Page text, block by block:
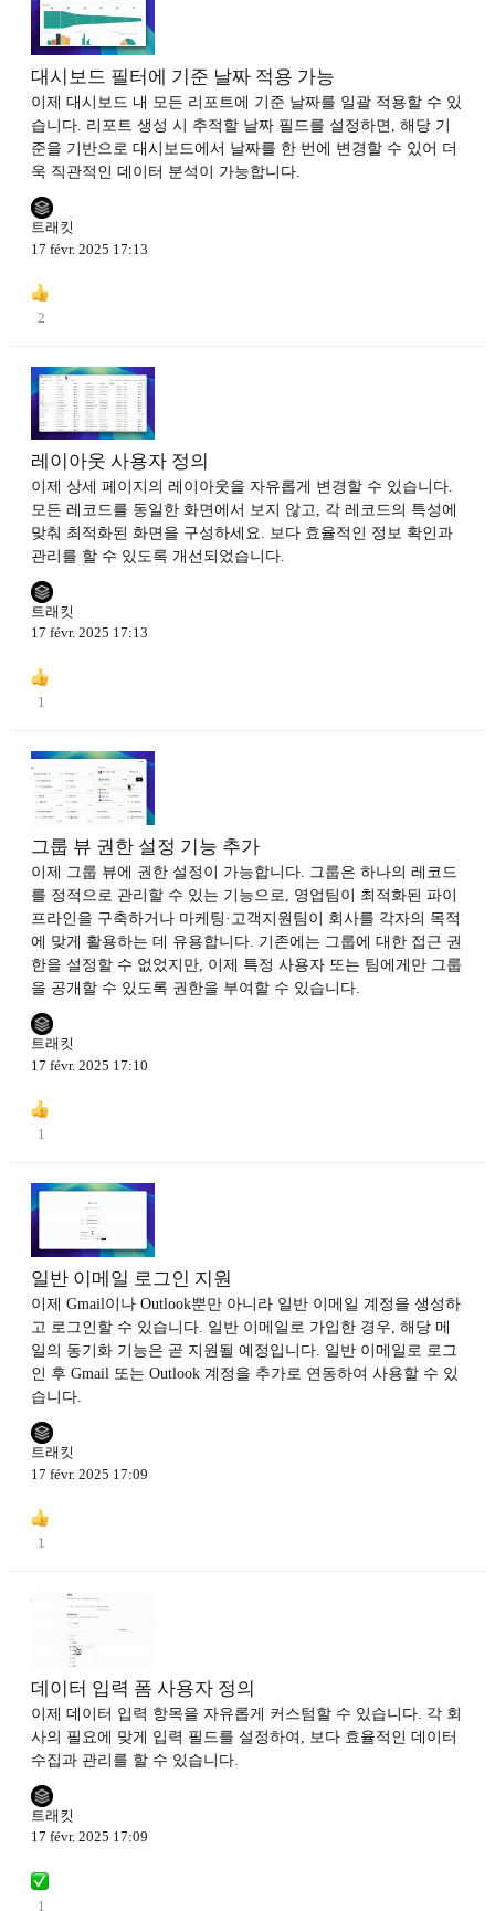
대시보드 필터에 기준 날짜 적용 가능
이제 대시보드 내 모든 리포트에 기준 날짜를 일괄 적용할 수 있
습니다. 리포트 생성 시 추적할 날짜 필드를 설정하면, 해당 기
준을 기반으로 대시보드에서 날짜를 한 번에 변경할 수 있어 더
욱 직관적인 데이터 분석이 가능합니다.
트래킷
17 févr. 2025 17:13
2
레이아웃 사용자 정의
이제 상세 페이지의 레이아웃을 자유롭게 변경할 수 있습니다.
모든 레코드를 동일한 화면에서 보지 않고, 각 레코드의 특성에
맞춰 최적화된 화면을 구성하세요. 보다 효율적인 정보 확인과
관리를 할 수 있도록 개선되었습니다.
트래킷
17 févr. 2025 17:13
1
그룹 뷰 권한 설정 기능 추가
이제 그룹 뷰에 권한 설정이 가능합니다. 그룹은 하나의 레코드
를 정적으로 관리할 수 있는 기능으로, 영업팀이 최적화된 파이
프라인을 구축하거나 마케팅·고객지원팀이 회사를 각자의 목적
에 맞게 활용하는 데 유용합니다. 기존에는 그룹에 대한 접근 권
한을 설정할 수 없었지만, 이제 특정 사용자 또는 팀에게만 그룹
을 공개할 수 있도록 권한을 부여할 수 있습니다.
트래킷
17 févr. 2025 17:10
1
일반 이메일 로그인 지원
이제 Gmail이나 Outlook뿐만 아니라 일반 이메일 계정을 생성하
고 로그인할 수 있습니다. 일반 이메일로 가입한 경우, 해당 메
일의 동기화 기능은 곧 지원될 예정입니다. 일반 이메일로 로그
인 후 Gmail 또는 Outlook 계정을 추가로 연동하여 사용할 수 있
습니다.
트래킷
17 févr. 2025 17:09
1
데이터 입력 폼 사용자 정의
이제 데이터 입력 항목을 자유롭게 커스텀할 수 있습니다. 각 회
사의 필요에 맞게 입력 필드를 설정하여, 보다 효율적인 데이터
수집과 관리를 할 수 있습니다.
트래킷
17 févr. 2025 17:09
1